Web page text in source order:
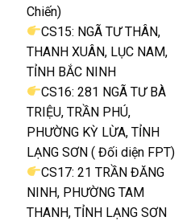
Chiến)
CS15: NGÃ TƯ THÂN,
THANH XUÂN, LỤC NAM,
TỈNH BẮC NINH
CS16: 281 NGÃ TƯ BÀ
TRIỆU, TRẦN PHÚ,
PHƯỜNG KỲ LỪA, TỈNH
LẠNG SƠN ( Đối diện FPT)
CS17: 21 TRẦN ĐĂNG
NINH, PHƯỜNG TAM
THANH, TỈNH LẠNG SƠN